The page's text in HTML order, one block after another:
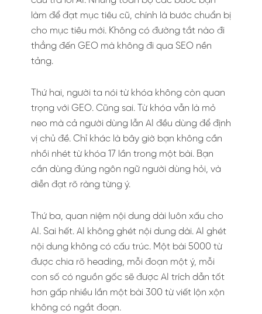
làm để đạt mục tiêu cũ, chính là bước chuẩn bị
cho mục tiêu mới. Không có đường tắt nào đi
thẳng đến GEO mà không đi qua SEO nền
tảng.
Thứ hai, người ta nói từ khóa không còn quan
trọng với GEO. Cũng sai. Từ khóa vẫn là mỏ
neo mà cả người dùng lẫn AI đều dùng để định
vị chủ đề. Chỉ khác là bây giờ bạn không cần
nhồi nhét từ khóa 17 lần trong một bài. Bạn
cần dùng đúng ngôn ngữ người dùng hỏi, và
diễn đạt rõ ràng từng ý.
Thứ ba, quan niệm nội dung dài luôn xấu cho
AI. Sai hết. AI không ghét nội dung dài. AI ghét
nội dung không có cấu trúc. Một bài 5000 từ
được chia rõ heading, mỗi đoạn một ý, mỗi
con số có nguồn gốc sẽ được AI trích dẫn tốt
hơn gấp nhiều lần một bài 300 từ viết lộn xộn
không có ngắt đoạn.